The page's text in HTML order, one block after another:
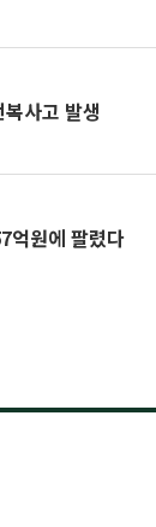
사고 발생
억원에 팔렸다